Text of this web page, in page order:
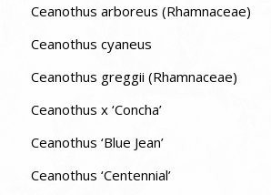
Ceanothus arboreus (Rhamnaceae)
Ceanothus cyaneus
Ceanothus greggii (Rhamnaceae)
Ceanothus x ‘Concha’
Ceanothus ‘Blue Jean’
Ceanothus ‘Centennial’